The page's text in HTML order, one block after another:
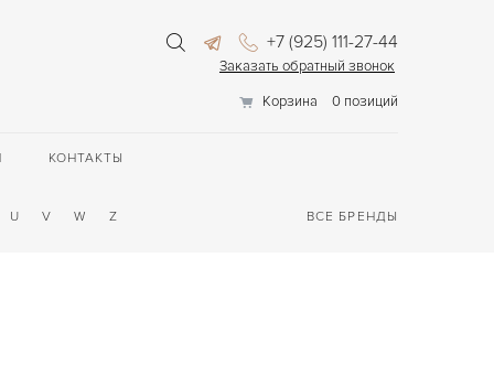
+7 (925) 111-27-44
Заказать обратный звонок
Корзина
0 позиций
КОНТАКТЫ
U V W Z ВСЕ БРЕНДЫ